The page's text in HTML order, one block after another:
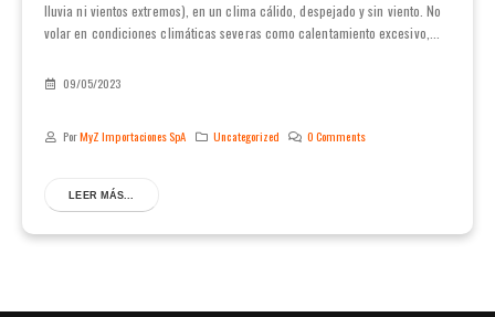
lluvia ni vientos extremos), en un clima cálido, despejado y sin viento. No
volar en condiciones climáticas severas como calentamiento excesivo,...
09/05/2023
PorMyZ Importaciones SpA Uncategorized 0 Comments
LEER MÁS...